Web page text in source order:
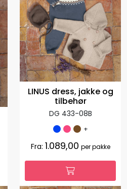
LINUS dress, jakke og
tilbehør
DG 433-08B
+
Fra: 1.089,00 per pakke